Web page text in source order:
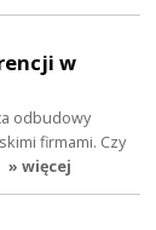
w
odbudowy
firmami. Czy
» więcej